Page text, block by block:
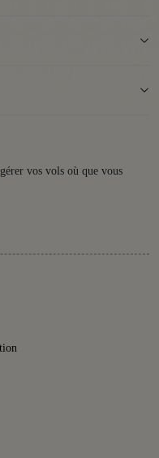
vos vols où que vous